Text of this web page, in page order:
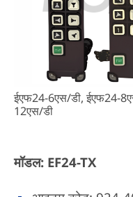
ईएफ24-6एस/डी, ईएफ24-
12एस/डी
मॉडल: EF24-TX